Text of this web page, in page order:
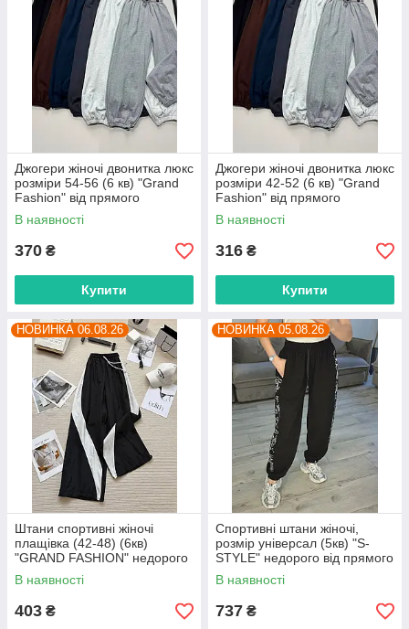
Джогери жіночі двонитка люкс
розміри 54-56 (6 кв) "Grand
Fashion" від прямого
постачальника
В наявності
370 ₴
Купити
Джогери жіночі двонитка люкс
розміри 42-52 (6 кв) "Grand
Fashion" від прямого
постачальника
В наявності
316 ₴
Купити
НОВИНКА 06.08.26
Штани спортивні жіночі
плащівка (42-48) (6кв)
"GRAND FASHION" недорого
від прямого постачальника
В наявності
403 ₴
НОВИНКА 05.08.26
Спортивні штани жіночі,
розмір універсал (5кв) "S-
STYLE" недорого від прямого
постачальника
В наявності
737 ₴